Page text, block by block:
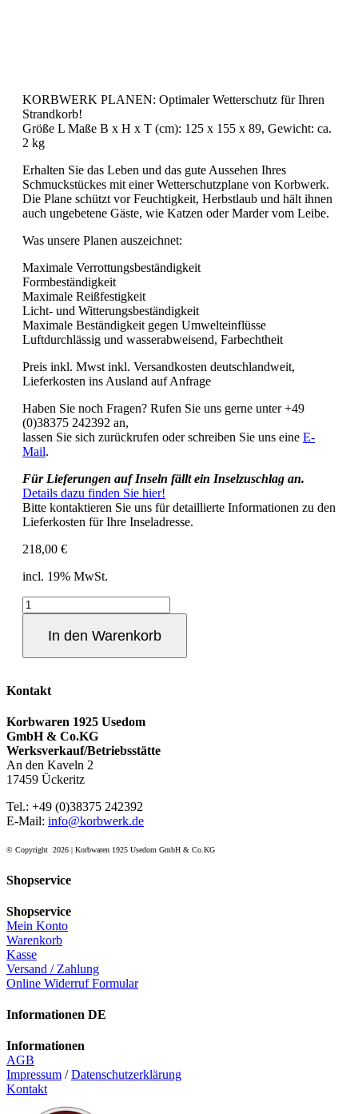
KORBWERK PLANEN: Optimaler Wetterschutz für Ihren
Strandkorb!
Größe L Maße B x H x T (cm): 125 x 155 x 89, Gewicht: ca.
2 kg
Erhalten Sie das Leben und das gute Aussehen Ihres
Schmuckstückes mit einer Wetterschutzplane von Korbwerk.
Die Plane schützt vor Feuchtigkeit, Herbstlaub und hält ihnen
auch ungebetene Gäste, wie Katzen oder Marder vom Leibe.
Was unsere Planen auszeichnet:
Maximale Verrottungsbeständigkeit
Formbeständigkeit
Maximale Reißfestigkeit
Licht- und Witterungsbeständigkeit
Maximale Beständigkeit gegen Umwelteinflüsse
Luftdurchlässig und wasserabweisend, Farbechtheit
Preis inkl. Mwst inkl. Versandkosten deutschlandweit,
Lieferkosten ins Ausland auf Anfrage
Haben Sie noch Fragen? Rufen Sie uns gerne unter +49
(0)38375 242392 an,
lassen Sie sich zurückrufen oder schreiben Sie uns eine E-
Mail.
Für Lieferungen auf Inseln fällt ein Inselzuschlag an.
Details dazu finden Sie hier!
Bitte kontaktieren Sie uns für detaillierte Informationen zu den
Lieferkosten für Ihre Inseladresse.
218,00 €
incl. 19% MwSt.
Strandkorbplane
Nordseeform
Größe
in
Menge
In den Warenkorb
Kontakt
Korbwaren 1925 Usedom
GmbH & Co.KG
Werksverkauf/Betriebsstätte
An den Kaveln 2
17459 Ückeritz
Tel.: +49 (0)38375 242392
E-Mail: info@korbwerk.de
© Copyright 2026 | Korbwaren 1925 Usedom GmbH & Co.KG
Shopservice
Shopservice
Mein Konto
Warenkorb
Kasse
Versand / Zahlung
Online Widerruf Formular
Informationen DE
Informationen
AGB
Impressum /Datenschutzerklärung
Kontakt